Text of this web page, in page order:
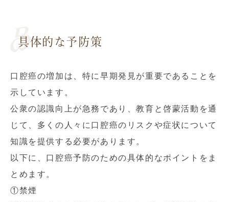
具体的な予防策
口腔癌の増加は、特に早期発見が重要であることを
示しています。
公衆の認識向上が急務であり、教育と啓蒙活動を通
じて、多くの人々に口腔癌のリスクや症状について
知識を提供する必要があります。
以下に、口腔癌予防のための具体的なポイントをま
とめます。
①禁煙